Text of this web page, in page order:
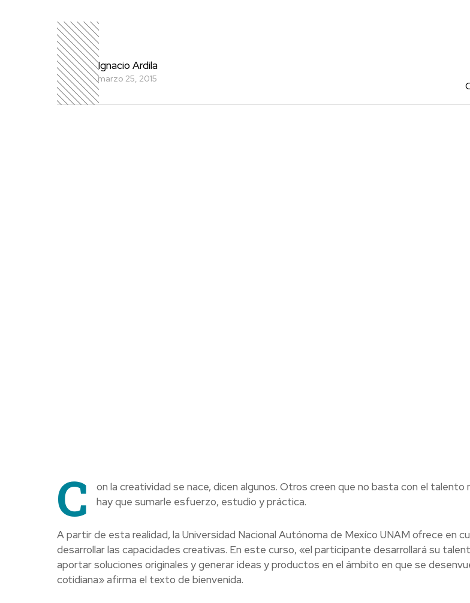
Ignacio Ardila
marzo 25, 2015
C
on la creatividad se nace, dicen algunos. Otros creen que no basta con el talento
hay que sumarle esfuerzo, estudio y práctica.
A partir de esta realidad, la Universidad Nacional Autónoma de Mexíco UNAM ofrece en
desarrollar las capacidades creativas. En este curso, «el participante desarrollará su
aportar soluciones originales y generar ideas y productos en el ámbito en que se
cotidiana» afirma el texto de bienvenida.